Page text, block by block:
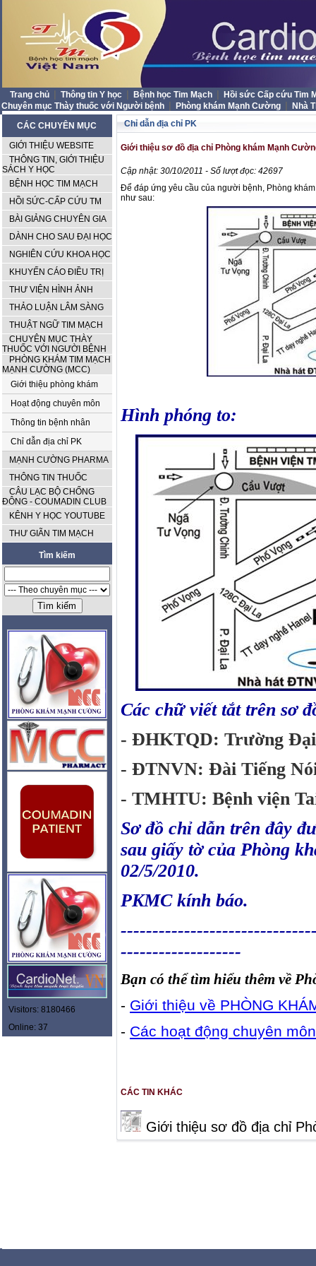
Trang chủ Thông tin Y học Bệnh học Tim Mạch
Hồi sức Cấp cứu Tim
Chuyên mục Thày thuốc với Người bệnh
Phòng khám Mạnh Cường
Nhà
CÁC CHUYÊN MỤC
GIỚI THIỆU WEBSITE
THÔNG TIN, GIỚI THIỆU
SÁCH Y HỌC
BỆNH HỌC TIM MẠCH
HỒI SỨC-CẤP CỨU TM
BÀI GIẢNG CHUYÊN GIA
DÀNH CHO SAU ĐẠI HỌC
NGHIÊN CỨU KHOA HỌC
KHUYẾN CÁO ĐIỀU TRỊ
THƯ VIỆN HÌNH ẢNH
THẢO LUẬN LÂM SÀNG
THUẬT NGỮ TIM MẠCH
CHUYÊN MỤC THÀY
THUỐC VỚI NGƯỜI BỆNH
PHÒNG KHÁM TIM MẠCH
MẠNH CƯỜNG (MCC)
Giới thiệu phòng khám
Hoạt động chuyên môn
Thông tin bệnh nhân
Chỉ dẫn địa chỉ PK
MẠNH CƯỜNG PHARMA
THÔNG TIN THUỐC
CÂU LẠC BỘ CHỐNG
ĐÔNG - COUMADIN CLUB
KÊNH Y HỌC YOUTUBE
THƯ GIÃN TIM MẠCH
Tìm kiếm
Visitors: 8180466
Online: 37
Chỉ dẫn địa chỉ PK
Giới thiệu sơ đồ địa chỉ Phòng khám Mạnh
Cập nhật: 30/10/2011 - Số lượt đọc: 42697
Để đáp ứng yêu cầu của người bệnh, Phòng
như sau:
Hình phóng to:
Các chữ viết tắt trên sơ
- ĐHKTQD: Trường Đại
- ĐTNVN: Đài Tiếng
- TMHTU: Bệnh viện
Sơ đồ chỉ dẫn trên đây
sau giấy tờ của Phòng
02/5/2010.
PKMC kính báo.
-------------------
Bạn có thể tìm hiểu thêm về
- Giới thiệu về PHÒNG
- Các hoạt động chuyên
CÁC TIN KHÁC
Giới thiệu sơ đồ địa chỉ